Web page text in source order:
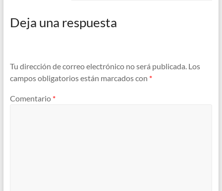
Deja una respuesta
Tu dirección de correo electrónico no será publicada. Los
campos obligatorios están marcados con *
Comentario *